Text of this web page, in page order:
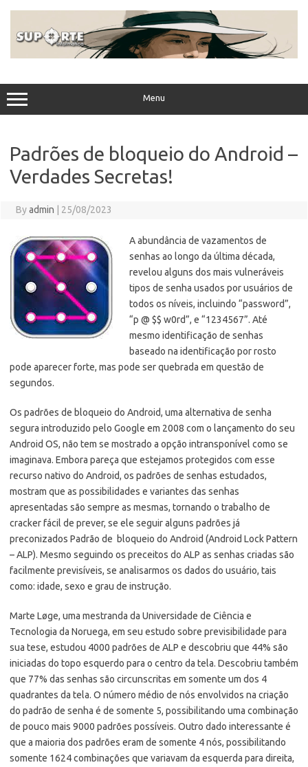
Menu
Padrões de bloqueio do Android –
Verdades Secretas!
Byadmin 25/08/2023
A abundância de vazamentos de
senhas ao longo da última década,
revelou alguns dos mais vulneráveis
tipos de senha usados por usuários de
todos os níveis, incluindo “password”,
“p @ $$ w0rd”, e “1234567”. Até
mesmo identificação de senhas
baseado na identificação por rosto
pode aparecer forte, mas pode ser quebrada em questão de
segundos.
Os padrões de bloqueio do Android, uma alternativa de senha
segura introduzido pelo Google em 2008 com o lançamento do seu
Android OS, não tem se mostrado a opção intransponível como se
imaginava. Embora pareça que estejamos protegidos com esse
recurso nativo do Android, os padrões de senhas estudados,
mostram que as possibilidades e variantes das senhas
apresentadas são sempre as mesmas, tornando o trabalho de
cracker fácil de prever, se ele seguir alguns padrões já
preconizados Padrão de bloqueio do Android (Android Lock Pattern
– ALP). Mesmo seguindo os preceitos do ALP as senhas criadas são
facilmente previsíveis, se analisarmos os dados do usuário, tais
como: idade, sexo e grau de instrução.
Marte Løge, uma mestranda da Universidade de Ciência e
Tecnologia da Noruega, em seu estudo sobre previsibilidade para
sua tese, estudou 4000 padrões de ALP e descobriu que 44% são
iniciadas do topo esquerdo para o centro da tela. Descobriu também
que 77% das senhas são circunscritas em somente um dos 4
quadrantes da tela. O número médio de nós envolvidos na criação
do padrão de senha é de somente 5, possibilitando uma combinação
de pouco mais 9000 padrões possíveis. Outro dado interessante é
que a maioria dos padrões eram de somente 4 nós, possibilitando
somente 1624 combinações que variavam da esquerda para direita,